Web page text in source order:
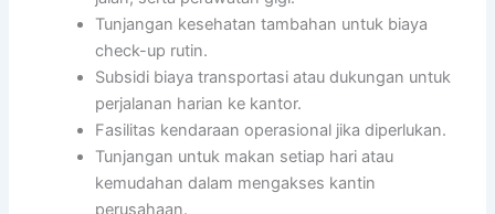
Tunjangan kesehatan tambahan untuk biaya
check-up rutin.
Subsidi biaya transportasi atau dukungan untuk
perjalanan harian ke kantor.
Fasilitas kendaraan operasional jika diperlukan.
Tunjangan untuk makan setiap hari atau
kemudahan dalam mengakses kantin
perusahaan.